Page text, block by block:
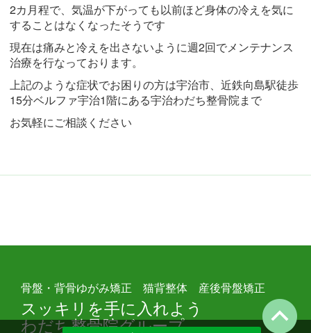
2カ月程で、気温が下がっても以前ほど身体の冷えを気に
することはなくなったそうです
現在は痛みと冷えを出さないように週2回でメンテナンス
治療を行なっております。
上記のような症状でお困りの方は宇治市、近鉄向島駅徒歩
15分ベルファ宇治1階にある宇治わだち整骨院まで
お気軽にご相談ください
骨盤・背骨ゆがみ矯正 猫背整体 産後骨盤矯正
スッキリを手に入れよう
わだち整骨院グループ